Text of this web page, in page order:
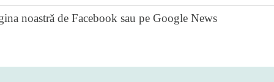
noastră de Facebook sau pe Google News